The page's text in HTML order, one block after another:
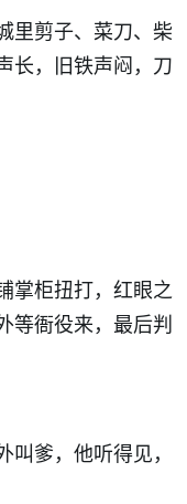
里剪子、菜刀、柴
长，旧铁声闷，刀
掌柜扭打，红眼之
等衙役来，最后判
爹，他听得见，